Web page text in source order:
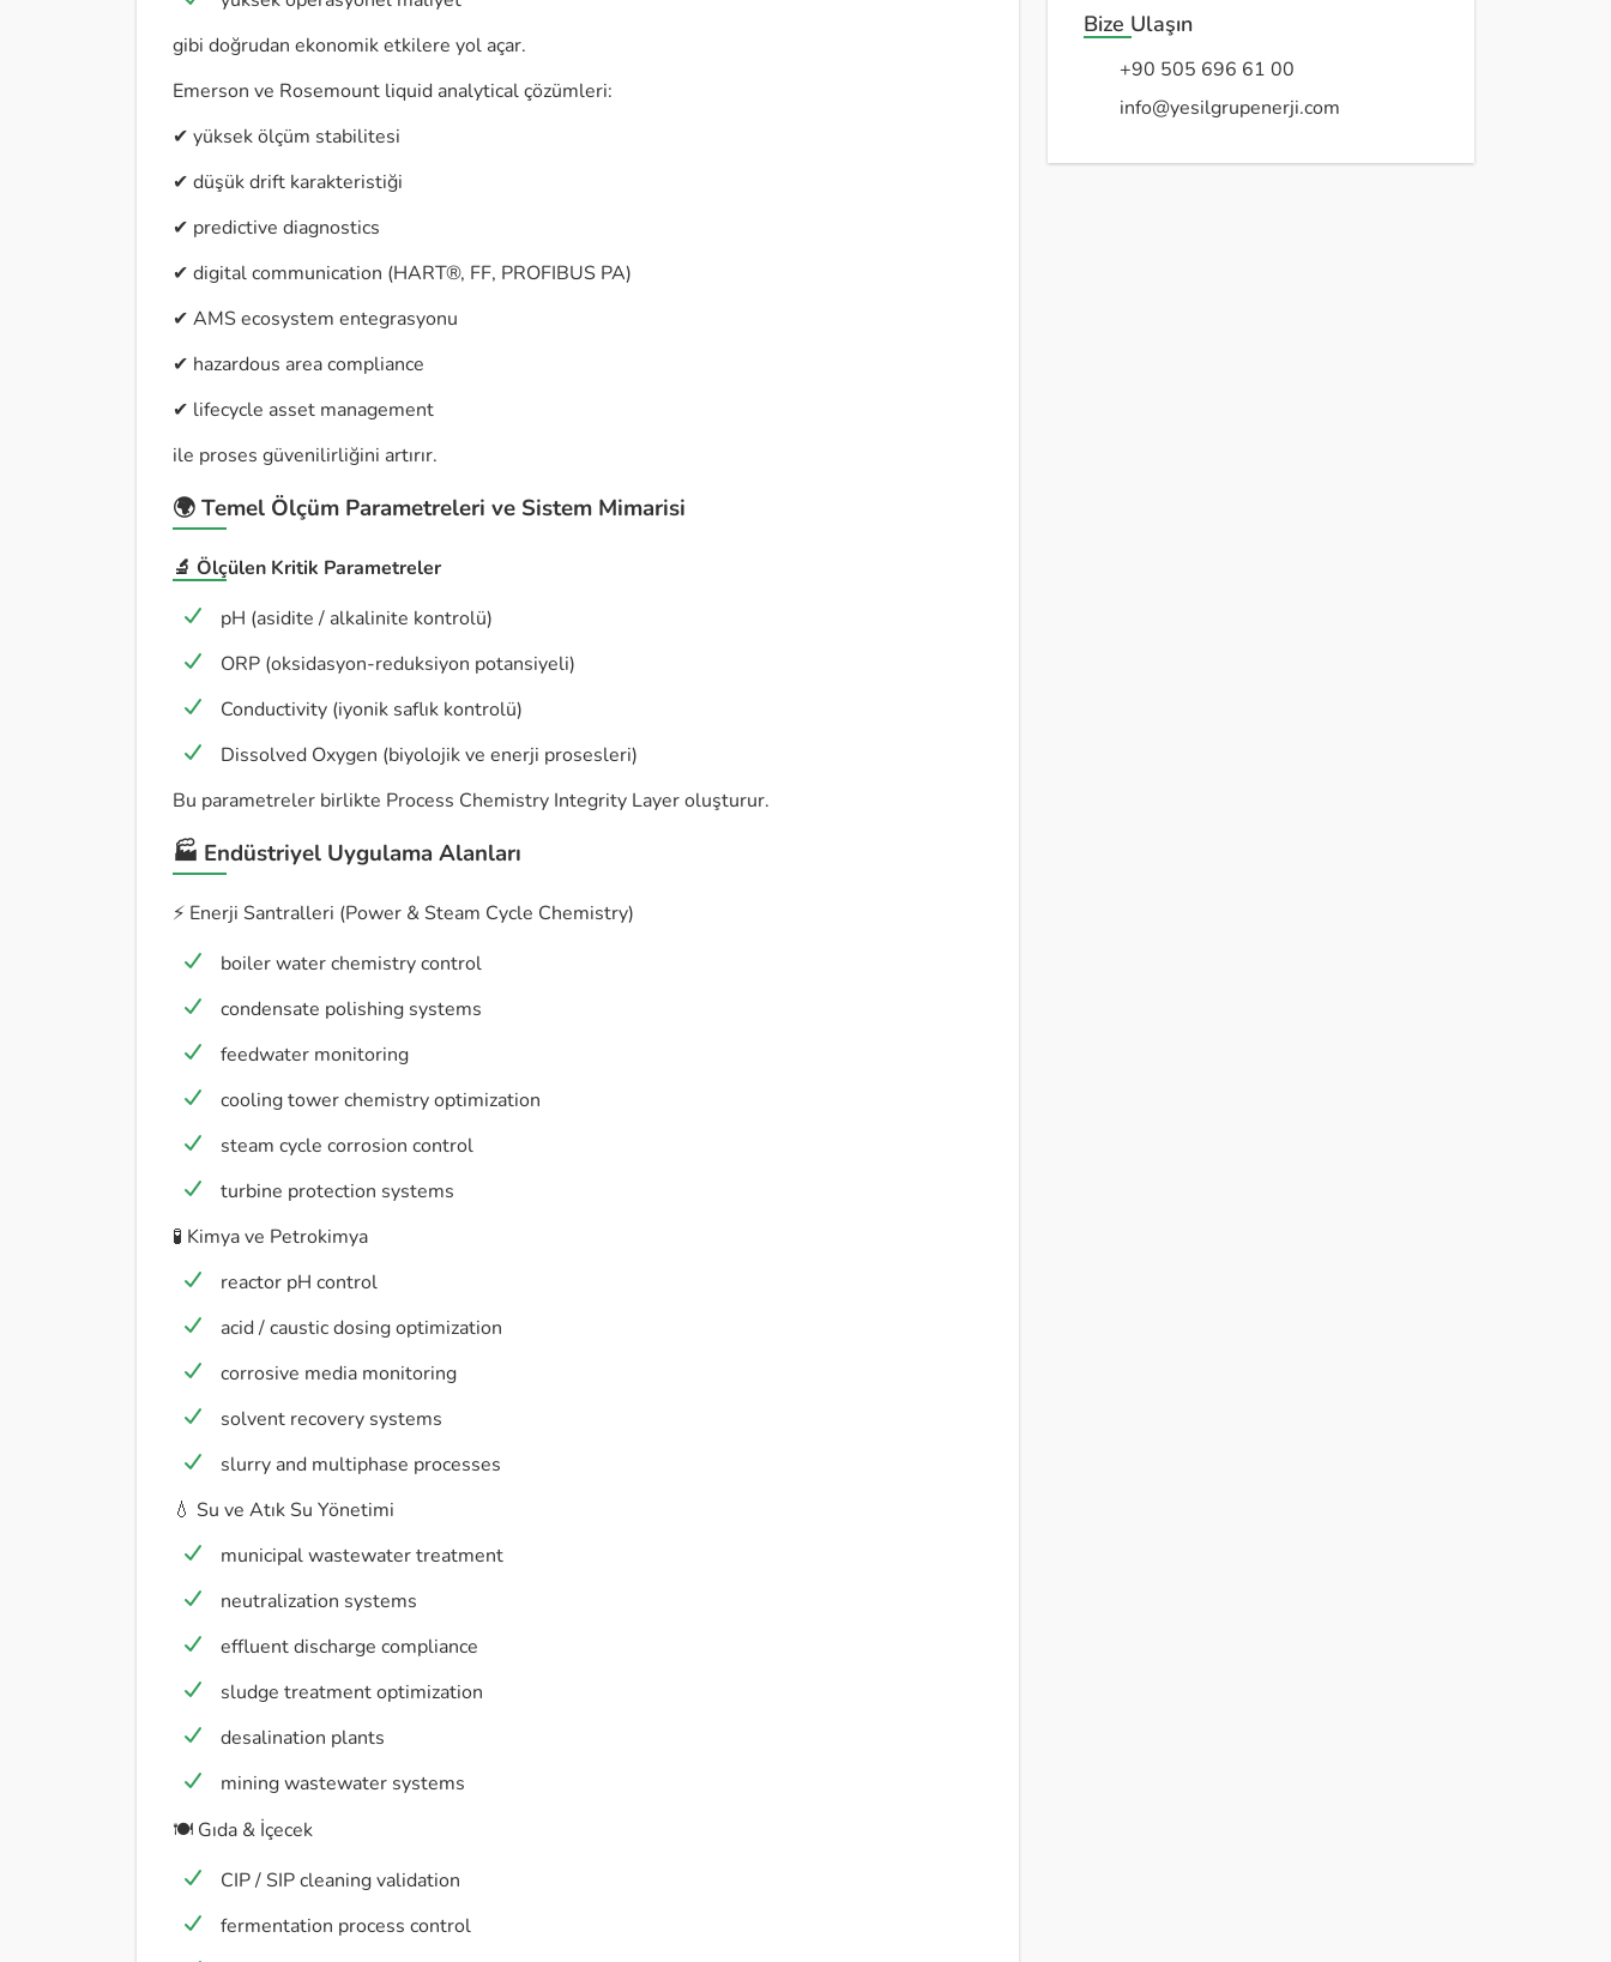
gibi doğrudan ekonomik etkilere yol açar.
Emerson ve Rosemount liquid analytical çözümleri:
✔ yüksek ölçüm stabilitesi
✔ düşük drift karakteristiği
✔ predictive diagnostics
✔ digital communication (HART®, FF, PROFIBUS PA)
✔ AMS ecosystem entegrasyonu
✔ hazardous area compliance
✔ lifecycle asset management
ile proses güvenilirliğini artırır.
🌍 Temel Ölçüm Parametreleri ve Sistem Mimarisi
🔬 Ölçülen Kritik Parametreler
pH (asidite / alkalinite kontrolü)
ORP (oksidasyon-reduksiyon potansiyeli)
Conductivity (iyonik saflık kontrolü)
Dissolved Oxygen (biyolojik ve enerji prosesleri)
Bu parametreler birlikte Process Chemistry Integrity Layer oluşturur.
🏭 Endüstriyel Uygulama Alanları
⚡ Enerji Santralleri (Power & Steam Cycle Chemistry)
boiler water chemistry control
condensate polishing systems
feedwater monitoring
cooling tower chemistry optimization
steam cycle corrosion control
turbine protection systems
🧪 Kimya ve Petrokimya
reactor pH control
acid / caustic dosing optimization
corrosive media monitoring
solvent recovery systems
slurry and multiphase processes
💧 Su ve Atık Su Yönetimi
municipal wastewater treatment
neutralization systems
effluent discharge compliance
sludge treatment optimization
desalination plants
mining wastewater systems
🍽️ Gıda & İçecek
CIP / SIP cleaning validation
fermentation process control
Bize Ulaşın
+90 505 696 61 00
info@yesilgrupenerji.com